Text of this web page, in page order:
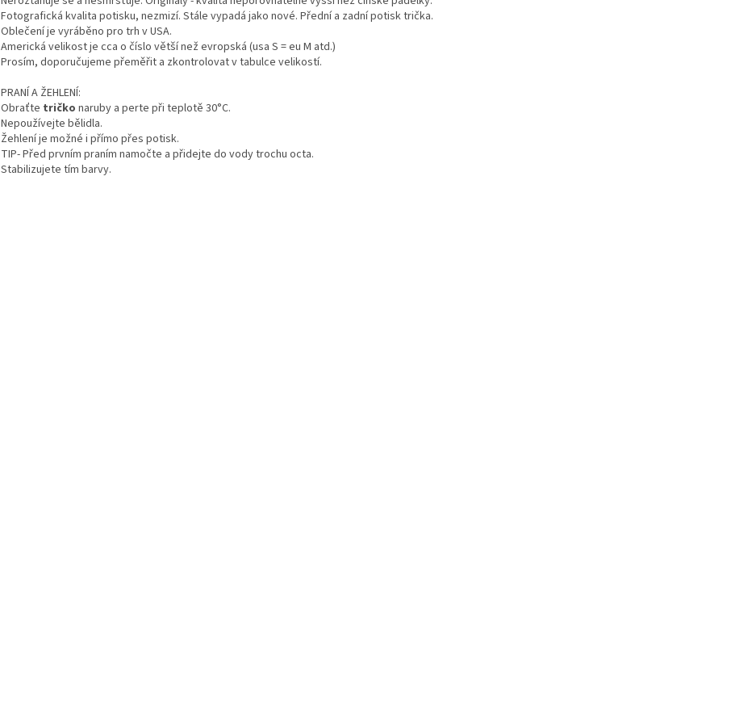
Fotografická kvalita potisku, nezmizí. Stále vypadá jako nové. Přední a zadní potisk trička.
Oblečení je vyráběno pro trh v USA.
Americká velikost je cca o číslo větší než evropská (usa S = eu M atd.)
Prosím, doporučujeme přeměřit a zkontrolovat v tabulce velikostí.
PRANÍ A ŽEHLENÍ:
Obraťte tričko naruby a perte při teplotě 30°C.
Nepoužívejte bělidla.
Žehlení je možné i přímo přes potisk.
TIP- Před prvním praním namočte a přidejte do vody trochu octa.
Stabilizujete tím barvy.